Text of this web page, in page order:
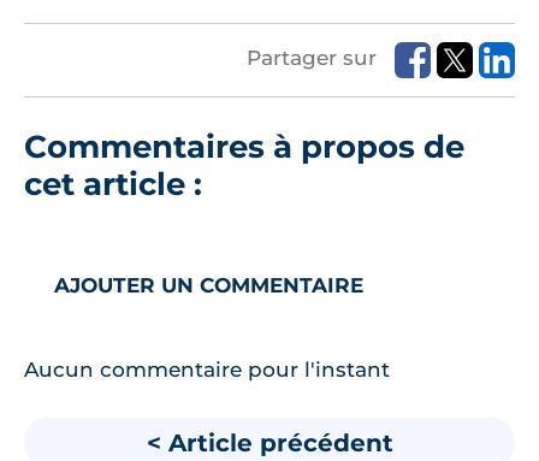
Partager sur
Commentaires à propos de
cet article :
AJOUTER UN COMMENTAIRE
Aucun commentaire pour l'instant
< Article précédent